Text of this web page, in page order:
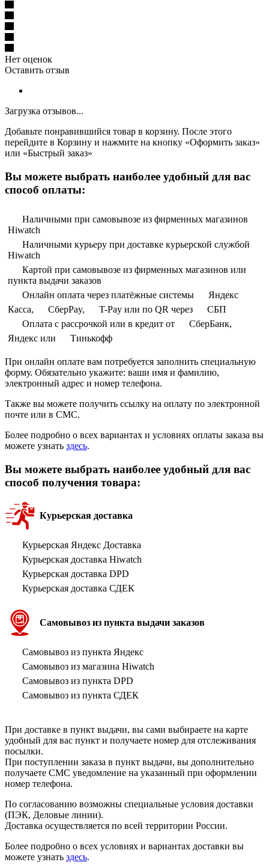
Нет оценок
Оставить отзыв
Загрузка отзывов...
Добавьте понравившийся товар в корзину. После этого
перейдите в Корзину и нажмите на кнопку «Оформить заказ»
или «Быстрый заказ»
Вы можете выбрать наиболее удобный для вас
способ оплаты:
Наличными при самовывозе из фирменных магазинов
Hiwatch
Наличными курьеру при доставке курьерской службой
Hiwatch
Картой при самовывозе из фирменных магазинов или
пункта выдачи заказов
Онлайн оплата через платёжные системы
Яндекс
Касса,
СберPay, T-Pay или по QR через
СБП
Оплата с рассрочкой или в кредит от
СберБанк,
Яндекс или
Тинькофф
При онлайн оплате вам потребуется заполнить специальную
форму. Обязательно укажите: ваши имя и фамилию,
электронный адрес и номер телефона.
Также вы можете получить ссылку на оплату по электронной
почте или в СМС.
Более подробно о всех вариантах и условиях оплаты заказа вы
можете узнать здесь.
Вы можете выбрать наиболее удобный для вас
способ получения товара:
Курьерская доставка
Курьерская Яндекс Доставка
Курьерская доставка Hiwatch
Курьерская доставка DPD
Курьерская доставка СДЕК
Самовывоз из пункта выдачи заказов
Самовывоз из пункта Яндекс
Самовывоз из магазина Hiwatch
Самовывоз из пункта DPD
Самовывоз из пункта СДЕК
При доставке в пункт выдачи, вы сами выбираете на карте
удобный для вас пункт и получаете номер для отслеживания
посылки.
При поступлении заказа в пункт выдачи, вы дополнительно
получаете СМС уведомление на указанный при оформлении
номер телефона.
По согласованию возможны специальные условия доставки
(ПЭК, Деловые линии).
Доставка осуществляется по всей территории России.
Более подробно о всех условиях и вариантах доставки вы
можете узнать здесь.